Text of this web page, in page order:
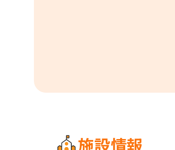
施設情報